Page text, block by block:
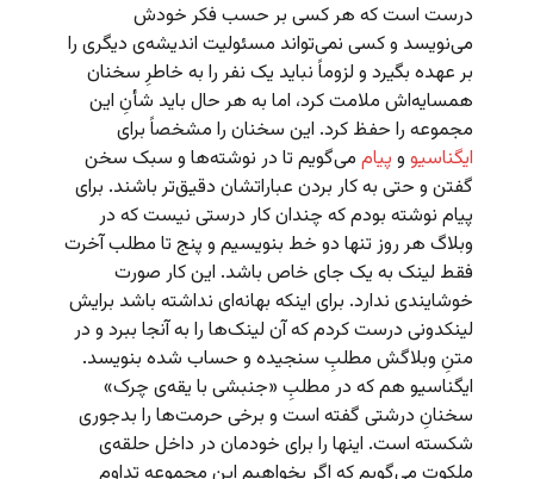
درست است که هر کسی بر حسب فکر خودش
می‌نویسد و کسی نمی‌تواند مسئولیت اندیشه‌ی دیگری را
بر عهده بگیرد و لزوماً نباید یک نفر را به خاطرِ سخنان
همسایه‌اش ملامت کرد، اما به هر حال باید شأنِ این
مجموعه را حفظ کرد. این سخنان را مشخصاً برای
ایگناسیو و پیام می‌گویم تا در نوشته‌ها و سبک سخن
گفتن و حتی به کار بردن عباراتشان دقیق‌تر باشند. برای
پیام نوشته بودم که چندان کار درستی نیست که در
وبلاگ هر روز تنها دو خط بنویسیم و پنج تا مطلب آخرت
فقط لینک به یک جای خاص باشد. این کار صورت
خوشایندی ندارد. برای اینکه بهانه‌ای نداشته باشد برایش
لینکدونی درست کردم که آن لینک‌ها را به آنجا ببرد و در
متنِ وبلاگش مطلبِ سنجیده و حساب شده بنویسد.
ایگناسیو هم که در مطلبِ «جنبشی با یقه‌ی چرک»
سخنانِ درشتی گفته است و برخی حرمت‌ها را بدجوری
شکسته است. اینها را برای خودمان در داخل حلقه‌ی